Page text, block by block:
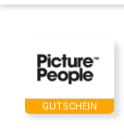
GUTSCHEIN